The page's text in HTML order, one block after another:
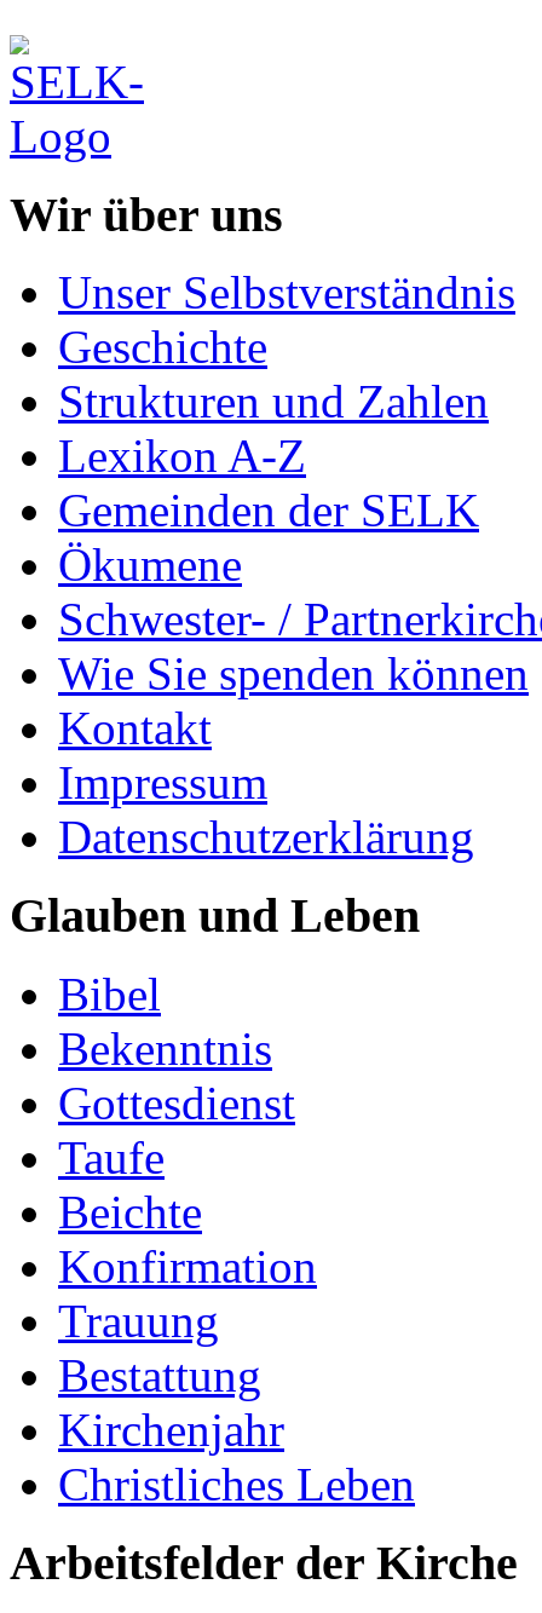
Wir über uns
Unser Selbstverständnis
Geschichte
Strukturen und Zahlen
Lexikon A-Z
Gemeinden der SELK
Ökumene
Schwester- /
Wie Sie spenden können
Kontakt
Impressum
Datenschutzerklärung
Glauben und Leben
Bibel
Bekenntnis
Gottesdienst
Taufe
Beichte
Konfirmation
Trauung
Bestattung
Kirchenjahr
Christliches Leben
Arbeitsfelder der Kirche